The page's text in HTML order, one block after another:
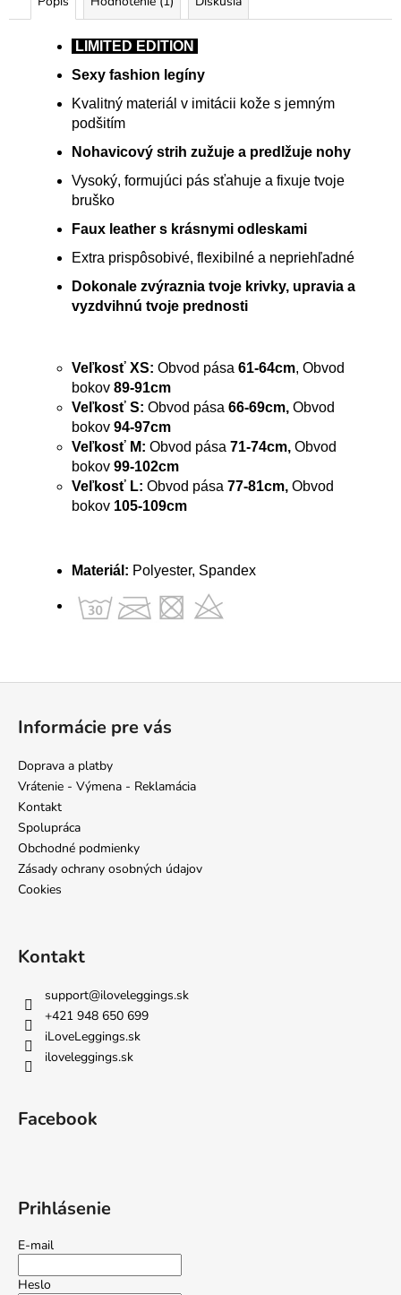
LIMITED EDITION
Sexy fashion legíny
Kvalitný materiál v imitácii kože s jemným
podšitím
Nohavicový strih zužuje a predlžuje nohy
Vysoký, formujúci pás sťahuje a fixuje tvoje
bruško
Faux leather s krásnymi odleskami
Extra prispôsobivé, flexibilné a nepriehľadné
Dokonale zvýraznia tvoje krivky, upravia a
vyzdvihnú tvoje prednosti
Veľkosť XS: Obvod pása 61-64cm, Obvod
bokov 89-91cm
Veľkosť S: Obvod pása 66-69cm, Obvod
bokov 94-97cm
Veľkosť M: Obvod pása 71-74cm, Obvod
bokov 99-102cm
Veľkosť L: Obvod pása 77-81cm, Obvod
bokov 105-109cm
Materiál: Polyester, Spandex
Informácie pre vás
Doprava a platby
Vrátenie - Výmena - Reklamácia
Kontakt
Spolupráca
Obchodné podmienky
Zásady ochrany osobných údajov
Cookies
Kontakt
support@iloveleggings.sk
+421 948 650 699
iLoveLeggings.sk
iloveleggings.sk
Facebook
Prihlásenie
E-mail
Heslo